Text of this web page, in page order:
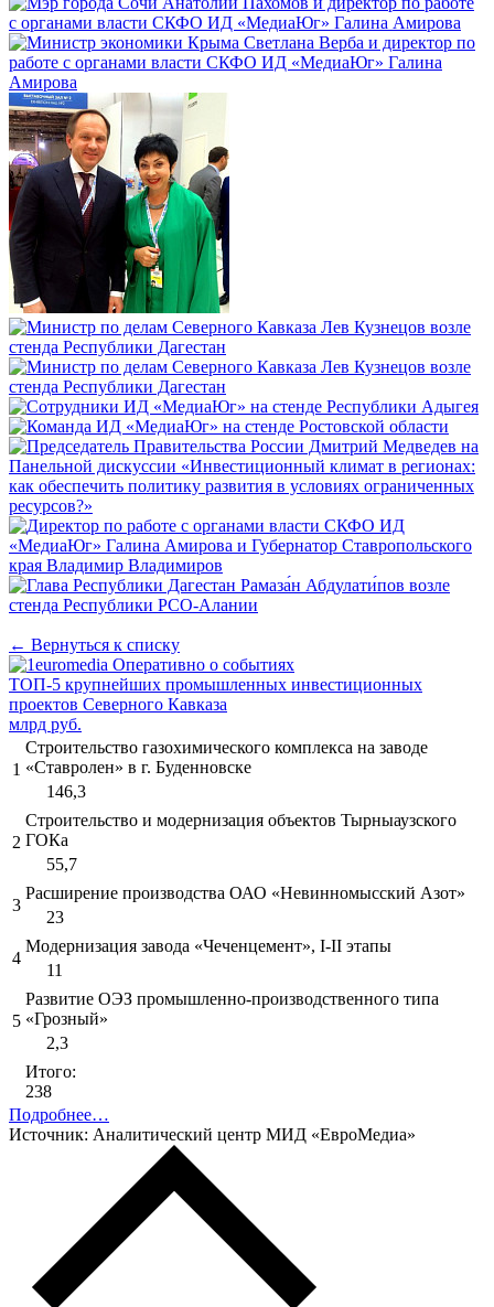
← Вернуться к списку
ТОП-5 крупнейших промышленных инвестиционных
проектов Северного Кавказа
млрд руб.
1
Строительство газохимического комплекса на заводе
«Ставролен» в г. Буденновске
146,3
2
Строительство и модернизация объектов Тырныаузского
ГОКа
55,7
3
Расширение производства ОАО «Невинномысский Азот»
23
4
Модернизация завода «Чеченцемент», I-II этапы
11
5
Развитие ОЭЗ промышленно-производственного типа
«Грозный»
2,3
Итого:
238
Подробнее…
Источник: Аналитический центр МИД «ЕвроМедиа»